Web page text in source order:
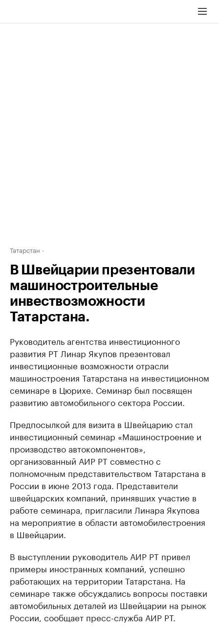
Татарстан
В Швейцарии презентовали
машиностроительные
инвествозможности
Татарстана.
Руководитель агентства инвестиционного
развития РТ Линар Якупов презентовал
инвестиционные возможности отрасли
машиностроения Татарстана на инвестиционном
семинаре в Цюрихе. Семинар был посвящен
развитию автомобильного сектора России.
Предпосылкой для визита в Швейцарию стал
инвестиционный семинар «Машиностроение и
производство автокомпонентов»,
организованный АИР РТ совместно с
полномочным представительством Татарстана в
России в июне 2013 года. Представители
швейцарских компаний, принявших участие в
работе семинара, пригласили Линара Якупова
на мероприятие в области автомобилестроения
в Швейцарии.
В выступлении руководитель АИР РТ привел
примеры иностранных компаний, успешно
работающих на территории Татарстана. На
семинаре также обсуждались вопросы поставки
автомобильных деталей из Швейцарии на рынок
России, сообщает пресс-служба АИР РТ.